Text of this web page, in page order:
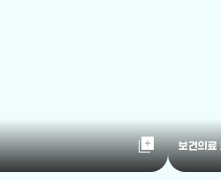
library_add 보건의료